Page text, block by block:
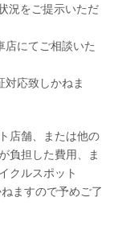
況をご提示いただ
店にてご相談いた
応致しかねま
店舗、または他の
負担した費用、ま
クルスポット
ますので予めご了